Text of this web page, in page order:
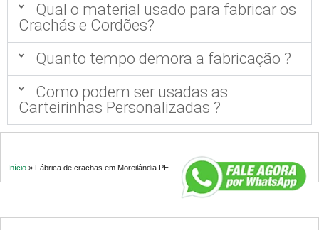
Qual o material usado para fabricar os
Crachás e Cordões?
Quanto tempo demora a fabricação ?
Como podem ser usadas as
Carteirinhas Personalizadas ?
Início » Fábrica de crachas em Moreilândia PE